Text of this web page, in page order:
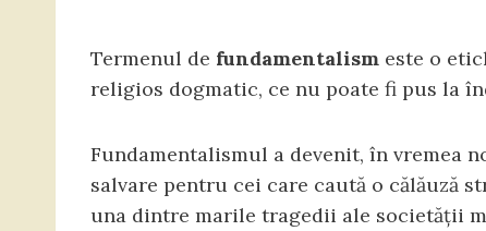
Termenul de fundamentalism este o
religios dogmatic, ce nu poate fi pus la
Fundamentalismul a devenit, în vremea
salvare pentru cei care caută o călăuză
una dintre marile tragedii ale societății